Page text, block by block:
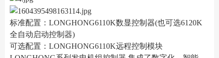
标准配置：LONGHONG6110K数显控制器(也可选6120K
全自动启动控制器)
可选配置：LONGHONG6110K远程控制模块